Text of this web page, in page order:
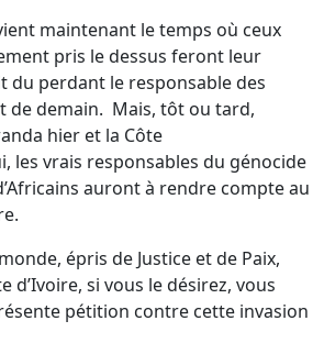
maintenant le temps où ceux
pris le dessus feront leur
perdant le responsable des
de demain. Mais, tôt ou tard,
hier et la Côte
les vrais responsables du génocide
auront à rendre compte au
épris de Justice et de Paix,
d’Ivoire, si vous le désirez, vous
pétition contre cette invasion